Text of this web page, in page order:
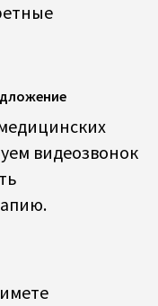
видеозвонок